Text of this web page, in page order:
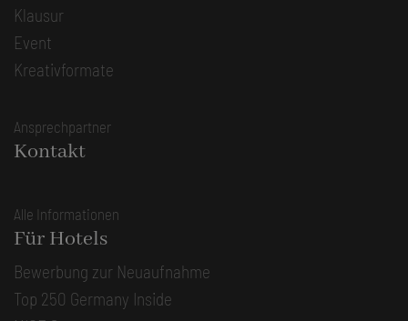
Klausur
Event
Kreativformate
Ansprechpartner
Kontakt
Alle Informationen
Für Hotels
Bewerbung zur Neuaufnahme
Top 250 Germany Inside